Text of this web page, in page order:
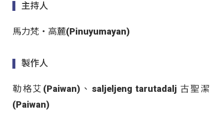
主持人
馬力梵‧高麓(Pinuyumayan)
製作人
勒格艾(Paiwan)、saljeljeng tarutadalj 古聖潔
(Paiwan)